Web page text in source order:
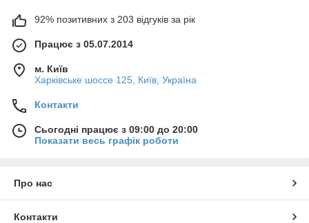
92% позитивних з 203 відгуків за рік
Працює з 05.07.2014
м. Київ
Харківське шоссе 125, Київ, Україна
Контакти
Сьогодні працює з 09:00 до 20:00
Показати весь графік роботи
Про нас
Контакти